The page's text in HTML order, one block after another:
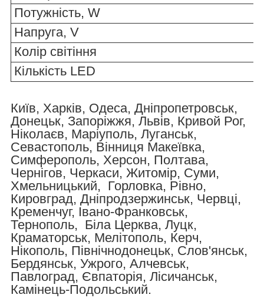
Потужність, W
Напруга, V
Колір світіння
Кількість LED
Київ, Харків, Одеса, Дніпропетровськ,
Донецьк, Запоріжжя, Львів, Кривой Рог,
Ніколаєв, Маріуполь, Луганськ,
Севастополь, Вінниця Макеївка,
Симферополь, Херсон, Полтава,
Чернігов, Черкаси, Житомір, Суми,
Хмельницький, Горловка, Рівно,
Кировград, Дніпродзержинськ, Червці,
Кременчуг, Івано-Франковськ,
Тернополь, Біла Церква, Луцк,
Краматорськ, Мелітополь, Керч,
Нікополь, Північнодонецьк, Слов'янськ,
Бердянськ, Ужрого, Алчевськ,
Павлоград, Євпаторія, Лісичанськ,
Камінець-Подольський.